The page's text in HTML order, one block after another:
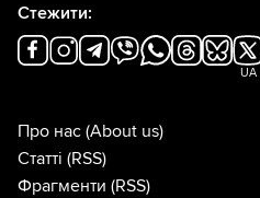
Стежити:
UA
Про нас (About us)
Статті (RSS)
Фрагменти (RSS)